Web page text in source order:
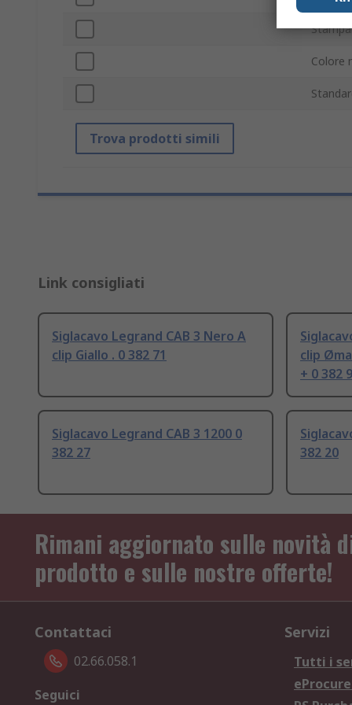
Colore
Trova prodotti simili
Link consigliati
Siglacavo Legrand CAB 3 Nero A
clip Giallo . 0 382 71
clip
+ 0 382
Siglacavo Legrand CAB 3 1200 0
382 27
382 20
Rimani aggiornato sulle novità
prodotto e sulle nostre offerte!
Contattaci
02.66.058.1
Seguici
Servizi
Tutti i